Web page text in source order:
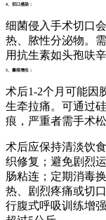
4、切口感染：
细菌侵入手术切口
热、脓性分泌物。
用抗生素如头孢呋
5、瘢痕增生：
术后1-2个月可能因
生牵拉痛。可通过
痕，严重者需手术松
术后应保持清淡饮
织修复；避免剧烈
肠粘连；定期消毒
热、剧烈疼痛或切
行腹式呼吸训练增